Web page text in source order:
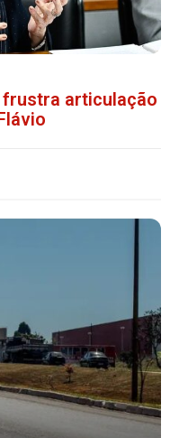
frustra articulação